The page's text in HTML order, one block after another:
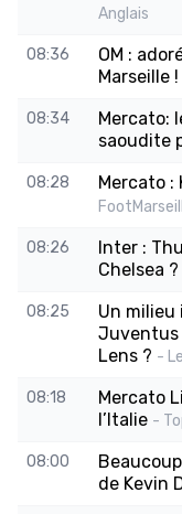
Anglais
08:36
OM :
Marseille !
08:34
Mercato:
saoudite
08:28 Mercato :
08:26
Inter :
Chelsea ?
08:25
Un milieu
Juventus
Lens ? -
08:18
Mercato
l’Italie -
08:00
de Kevin